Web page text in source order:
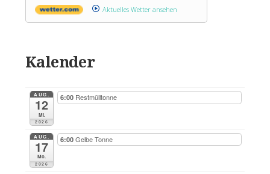
Aktuelles Wetter ansehen
Kalender
AUG.
12
Mi.
2026
6:00 Restmülltonne
AUG.
17
Mo.
2026
6:00Gelbe Tonne